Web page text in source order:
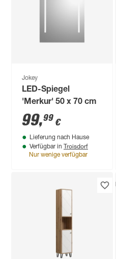
Jokey
LED-Spiegel
'Merkur' 50 x 70 cm
99,99 €
Lieferung nach Hause
Verfügbar in Troisdorf
Nur wenige verfügbar